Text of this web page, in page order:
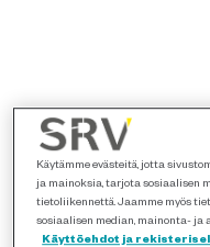
Käytämme evästeitä, jotta
ja mainoksia, tarjota sosiaalisen
tietoliikennettä. Jaamme myös
sosiaalisen median, mainonta-
Käyttöehdot ja